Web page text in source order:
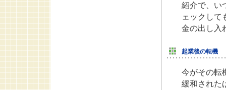
紹介で、い
ェックして
金の出し入
起業後の転機
今がその転
緩和された